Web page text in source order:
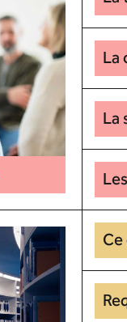
La
La